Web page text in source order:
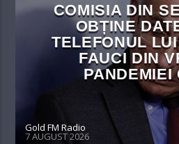
COMISIA DIN
OBȚINE
TELEFONUL
FAUCI DIN
PANDEMIEI
Gold FM Radio
7 AUGUST 2026